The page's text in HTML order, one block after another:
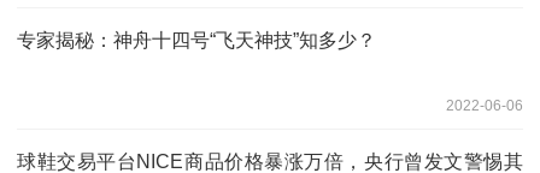
专家揭秘：神舟十四号“飞天神技”知多少？
2022-06-06
球鞋交易平台NICE商品价格暴涨万倍，央行曾发文警惕其